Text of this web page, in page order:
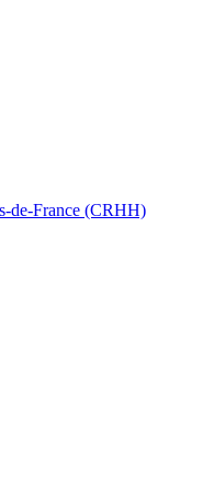
de-France (CRHH)